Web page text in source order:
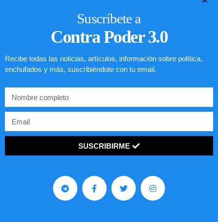
EE.UU.
LEER ARTÍCULO...
Suscríbete a
Contra Poder 3.0
Recibe todas las noticias, artículos, información sobre política,
enchufados y más, suscribiéndote con tu email.
SUSCRIBIRME